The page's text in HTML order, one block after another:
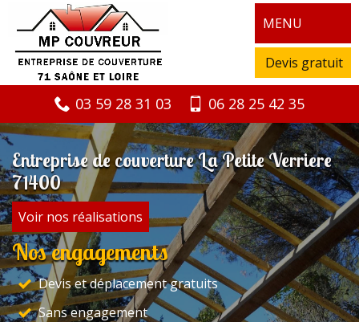
MENU
Devis gratuit
03 59 28 31 03 06 28 25 42 35
Entreprise de couverture La Petite Verriere
71400
Voir nos réalisations
Nos engagements
Devis et déplacement gratuits
Sans engagement